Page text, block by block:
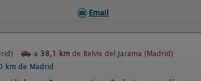
Email
a 38,1 km de Belvis del Jarama (Madrid)
km de Madrid